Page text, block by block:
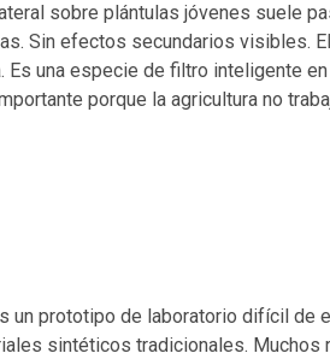
sobre plántulas jóvenes suele
Sin efectos secundarios visibles.
una especie de filtro inteligente en
porque la agricultura no
un prototipo de laboratorio difícil de
sintéticos tradicionales. Muchos